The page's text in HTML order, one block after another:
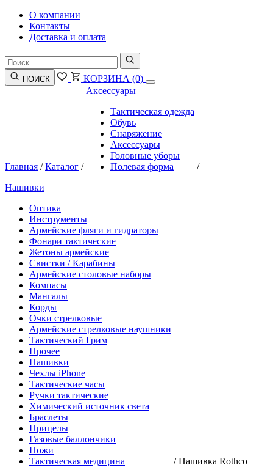
О компании
Контакты
Доставка и оплата
ПОИСК КОРЗИНА (0)
Главная /Каталог /
Аксессуары
Тактическая одежда
Обувь
Снаряжение
Аксессуары
Головные уборы
Полевая форма
/
Нашивки
Оптика
Инструменты
Армейские фляги и гидраторы
Фонари тактические
Жетоны армейские
Свистки / Карабины
Армейские столовые наборы
Компасы
Мангалы
Корды
Очки стрелковые
Армейские стрелковые наушники
Тактический Грим
Прочее
Нашивки
Чехлы iPhone
Тактические часы
Ручки тактические
Химический источник света
Браслеты
Прицелы
Газовые баллончики
Ножи
Тактическая медицина
/Нашивка Rothco